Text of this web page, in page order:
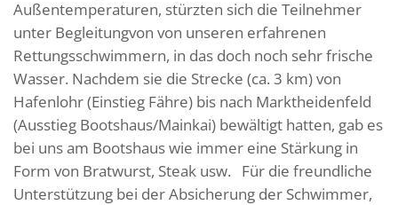
Außentemperaturen, stürzten sich die Teilnehmer
unter Begleitungvon von unseren erfahrenen
Rettungsschwimmern, in das doch noch sehr frische
Wasser. Nachdem sie die Strecke (ca. 3 km) von
Hafenlohr (Einstieg Fähre) bis nach Marktheidenfeld
(Ausstieg Bootshaus/Mainkai) bewältigt hatten, gab es
bei uns am Bootshaus wie immer eine Stärkung in
Form von Bratwurst, Steak usw. Für die freundliche
Unterstützung bei der Absicherung der Schwimmer,